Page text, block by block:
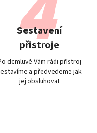
Sestavení
přistroje
domluvě Vám rádi přístroj
a předvedeme jak
jej obsluhovat